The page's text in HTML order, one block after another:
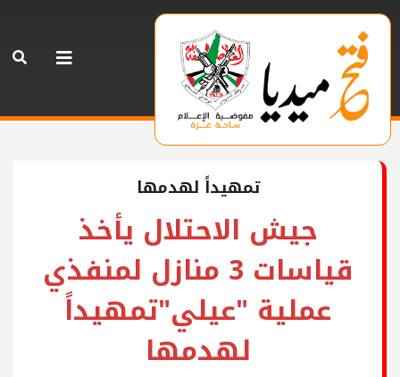
تمهيداً لهدمها
جيش الاحتلال يأخذ
قياسات 3 منازل لمنفذي
عملية "عيلي"تمهيداً
لهدمها